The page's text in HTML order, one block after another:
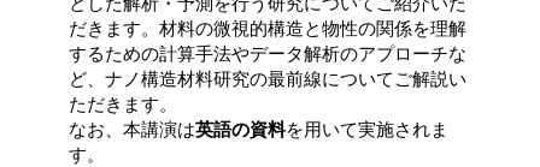
だきます。材料の微視的構造と物性の関係を理解
するための計算手法やデータ解析のアプローチな
ど、ナノ構造材料研究の最前線についてご解説い
ただきます。
なお、本講演は英語の資料を用いて実施されま
す。